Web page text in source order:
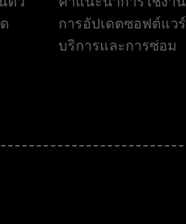
การอัปเดตซอฟต์แวร์
บริการและการซ่อม